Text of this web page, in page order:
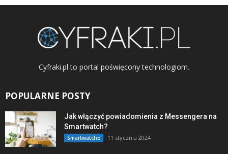
Cyfraki.pl to portal poświęcony technologiom.
POPULARNE POSTY
Jak włączyć powiadomienia z Messengera na
Smartwatch?
Smartwatche 11 stycznia 2024